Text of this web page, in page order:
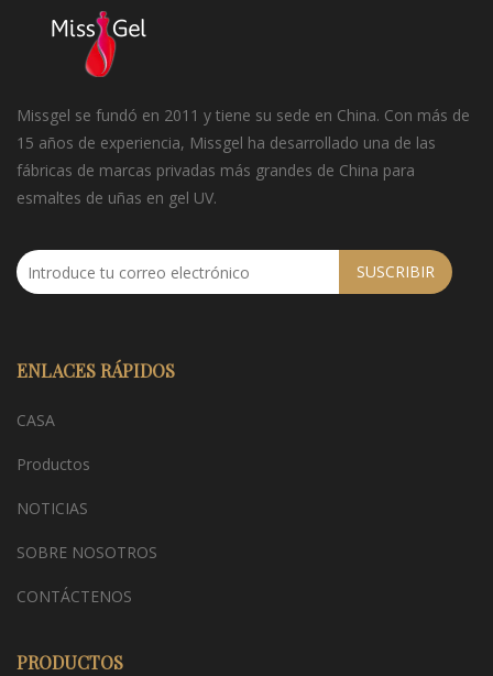
Missgel se fundó en 2011 y tiene su sede en China. Con más de
15 años de experiencia, Missgel ha desarrollado una de las
fábricas de marcas privadas más grandes de China para
esmaltes de uñas en gel UV.
SUSCRIBIR
ENLACES RÁPIDOS
CASA
Productos
NOTICIAS
SOBRE NOSOTROS
CONTÁCTENOS
PRODUCTOS